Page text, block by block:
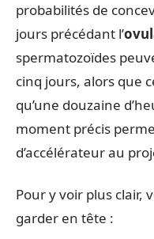
probabilités de
jours précédant l’
spermatozoïdes
cinq jours, alors que
qu’une douzaine
moment précis
d’accélérateur au
Pour y voir plus clair,
garder en tête :